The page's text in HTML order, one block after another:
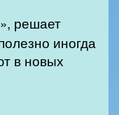
решает
иногда
в новых